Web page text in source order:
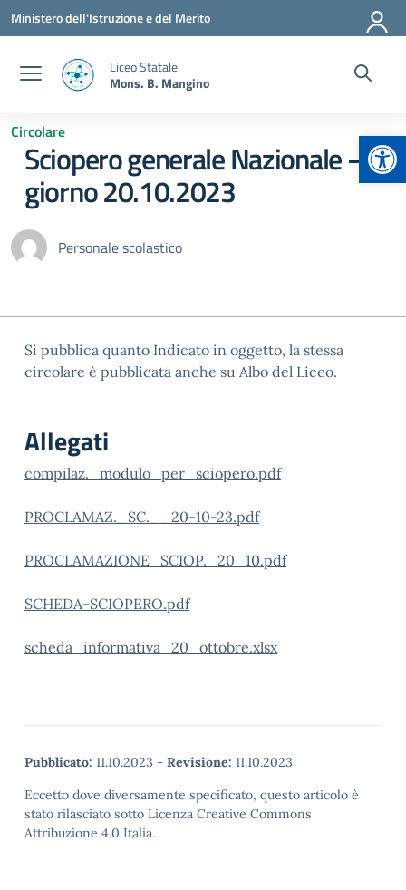
Vai ai contenuti
Vai al menu di navigazione
Vai al footer
Ministero dell'Istruzione e del Merito
Liceo Statale
Mons. B. Mangino
Circolare
Sciopero generale Nazionale –
giorno 20.10.2023
Personale scolastico
Si pubblica quanto Indicato in oggetto, la stessa
circolare è pubblicata anche su Albo del Liceo.
Allegati
compilaz._modulo_per_sciopero.pdf
PROCLAMAZ._SC.__20-10-23.pdf
PROCLAMAZIONE_SCIOP._20_10.pdf
SCHEDA-SCIOPERO.pdf
scheda_informativa_20_ottobre.xlsx
Pubblicato: 11.10.2023 - Revisione: 11.10.2023
Eccetto dove diversamente specificato, questo articolo è
stato rilasciato sotto Licenza Creative Commons
Attribuzione 4.0 Italia.